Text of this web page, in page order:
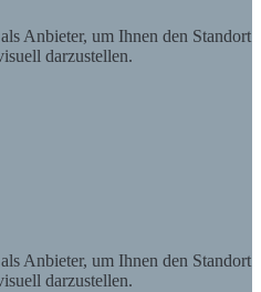
Anbieter, um Ihnen den Standort
darzustellen.
Anbieter, um Ihnen den Standort
darzustellen.